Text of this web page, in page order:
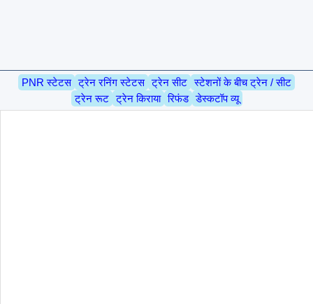
PNR स्टेटस ट्रेन रनिंग स्टेटस ट्रेन सीट स्टेशनों के बीच ट्रेन / सीट
ट्रेन रूट ट्रेन किराया रिफंड डेस्कटॉप व्यू